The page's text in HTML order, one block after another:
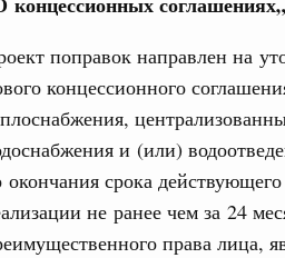
поправок направлен на
концессионного
и (или)
окончания срока
не ранее чем за 24
права лица,
Правительства
23 июля, четверг
Правительства
16 июля, четверг